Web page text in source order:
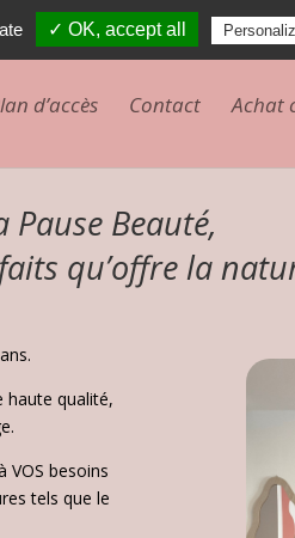
d’accès Contact Achat
Pause Beauté,
qu’offre la
haute qualité,
VOS besoins
tels que le
✓ OK, accept all